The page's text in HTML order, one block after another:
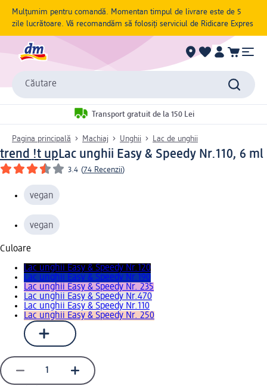
Mulțumim pentru comandă. Momentan timpul de livrare este de 5
zile lucrătoare. Vă recomandăm să folosiți serviciul de Ridicare Expres
Căutare
Transport gratuit de la 150 Lei
Pagina principală Machiaj Unghii Lac de unghii
trend !t upLac unghii Easy & Speedy Nr.110, 6 ml
3.4 (74 Recenzii)
vegan
vegan
Culoare
Lac unghii Easy & Speedy Nr.120
Lac unghii Easy & Speedy Nr.190
Lac unghii Easy & Speedy Nr. 235
Lac unghii Easy & Speedy Nr.470
Lac unghii Easy & Speedy Nr.110
Lac unghii Easy & Speedy Nr. 250